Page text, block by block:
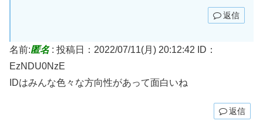
返信
名前:匿名: 投稿日：2022/07/11(月) 20:12:42
ID：
EzNDU0NzE
IDはみんな色々な方向性があって面白いね
返信